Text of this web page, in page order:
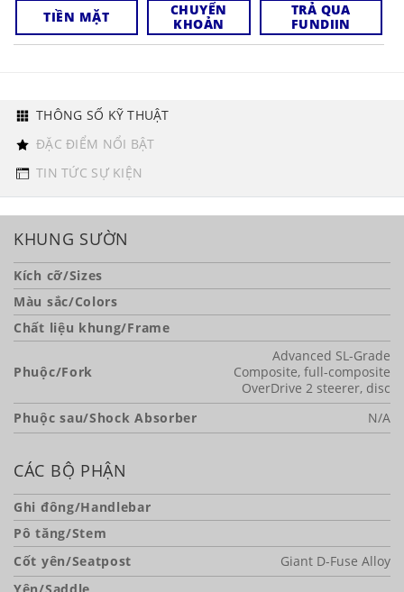
TIỀN MẶT
CHUYỂN
KHOẢN
TRẢ QUA
FUNDIIN
THÔNG SỐ KỸ THUẬT
ĐẶC ĐIỂM NỔI BẬT
TIN TỨC SỰ KIỆN
KHUNG SƯỜN
Kích cỡ/Sizes
Màu sắc/Colors
Chất liệu khung/Frame
Phuộc/Fork
Advanced SL-Grade
Composite, full-composite
OverDrive 2 steerer, disc
Phuộc sau/Shock Absorber
N/A
CÁC BỘ PHẬN
Ghi đông/Handlebar
Pô tăng/Stem
Cốt yên/Seatpost
Giant D-Fuse Alloy